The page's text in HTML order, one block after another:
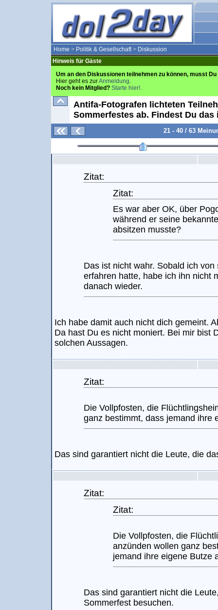
Home > Politik & Gesellschaft> Diskussion
Hinweis für Gäste
Um an den Diskussionen teilnehmen zu können, musst
Hier geht es zurAnmeldung.
Noch kein Mitglied? Starte hier!.
Antifa-Fotografen lichteten
Sommerfestes ab. Findest Du das
21 - 40 / 63
Zitat:
Zitat:
Es war aber OK, über
während er seine
absitzen musste?
Das ist nicht wahr. Sobald ich
erfahren hatte, habe ich ihn nicht
danach wieder.
Ich habe damit auch nicht dich gemeint.
Da hast Du es nicht moniert. Bei mir bist
solchen Aussagen.
Zitat:
Die Vollpfosten, die
ganz bestimmt, dass jemand ihre
Das sind garantiert nicht die Leute, die
Zitat:
Zitat:
Die Vollpfosten, die
anzünden wollen ganz
jemand ihre eigene Butze
Das sind garantiert nicht die
Sommerfest besuchen.